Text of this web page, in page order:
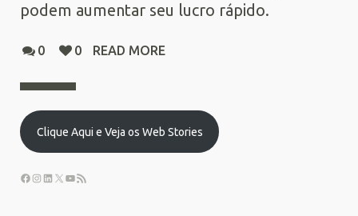
podem aumentar seu lucro rápido.
0 0 READ MORE
Clique Aqui e Veja os Web Stories